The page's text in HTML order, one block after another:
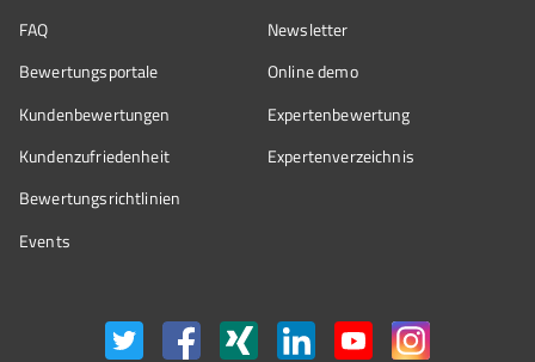
FAQ
Bewertungsportale
Kundenbewertungen
Kundenzufriedenheit
Bewertungs­richtlinien
Events
Newsletter
Online demo
Expertenbewertung
Expertenverzeichnis